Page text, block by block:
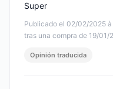
Publicado el 02/02/2025 à
tras una compra de 19/01/
Super
Opinión traducida